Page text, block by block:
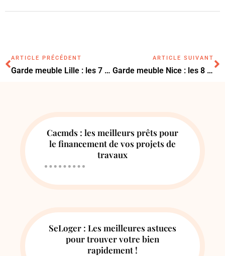
ARTICLE PRÉCÉDENT
Garde meuble Lille : les 7 points à vérifier avant de louer
ARTICLE SUIVANT
Garde meuble Nice : les 8 critères pour choisir la solution idéale
Cacmds : les meilleurs prêts pour
le financement de vos projets de
travaux
SeLoger : Les meilleures astuces
pour trouver votre bien
rapidement !